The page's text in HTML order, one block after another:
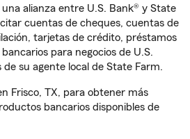
alianza entre U.S. Bank® y State
cuentas de cheques, cuentas de
tarjetas de crédito, préstamos
para negocios de U.S.
de su agente local de State Farm.
Frisco, TX, para obtener más
bancarios disponibles de